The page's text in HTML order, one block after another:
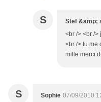
S Stef &amp;
<br /> <br />
<br /> tu me
mille merci
S Sophie 07/09/2010